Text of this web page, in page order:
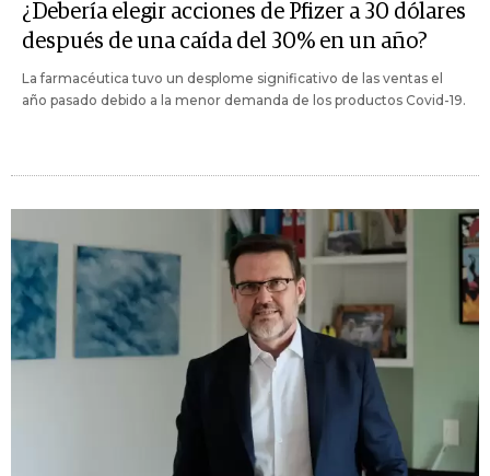
¿Debería elegir acciones de Pfizer a 30 dólares
después de una caída del 30% en un año?
La farmacéutica tuvo un desplome significativo de las ventas el
año pasado debido a la menor demanda de los productos Covid-19.